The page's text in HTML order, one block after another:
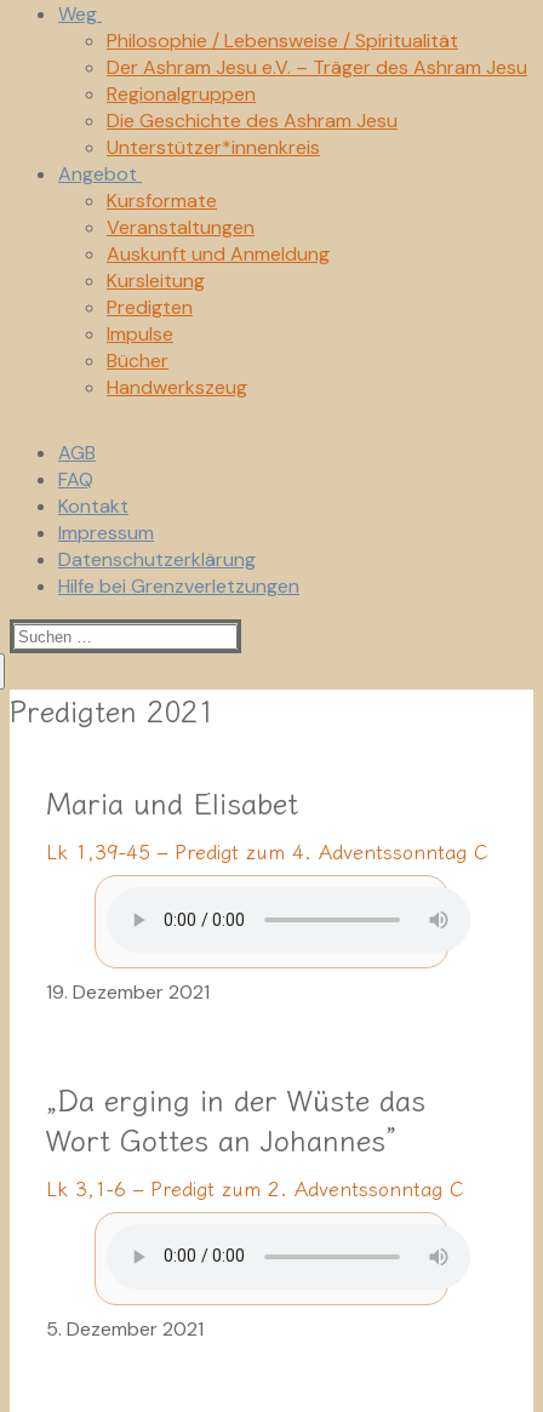
Weg
Philosophie / Lebensweise / Spiritualität
Der Ashram Jesu e.V. – Träger des Ashram Jesu
Regionalgruppen
Die Geschichte des Ashram Jesu
Unterstützer*innenkreis
Angebot
Kursformate
Veranstaltungen
Auskunft und Anmeldung
Kursleitung
Predigten
Impulse
Bücher
Handwerkszeug
AGB
FAQ
Kontakt
Impressum
Datenschutzerklärung
Hilfe bei Grenzverletzungen
Suchen
nach:
Predigten 2021
Maria und Elisabet
Lk 1,39-45 – Predigt zum 4. Adventssonntag C
19. Dezember 2021
„Da erging in der Wüste das
Wort Gottes an Johannes”
Lk 3,1-6 – Predigt zum 2. Adventssonntag C
5. Dezember 2021